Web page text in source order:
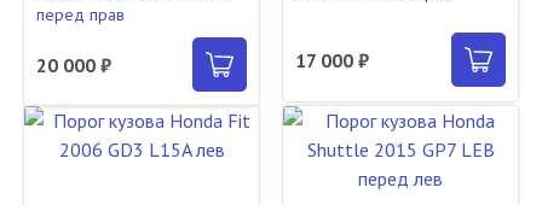
перед прав
20 000 ₽ 17 000 ₽